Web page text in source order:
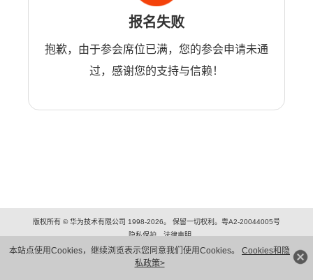
本站点使用Cookies，继续浏览表示您同意我们使用Cookies。 Cookies和隐
私政策>
报名失败
抱歉，由于参会席位已满，您的参会申请未通
过，感谢您的支持与信赖！
版权所有 © 华为技术有限公司 1998-2026。 保留一切权利。粤A2-20044005号
隐私保护
法律声明